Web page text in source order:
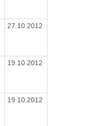
27.10.2012
19.10.2012
19.10.2012